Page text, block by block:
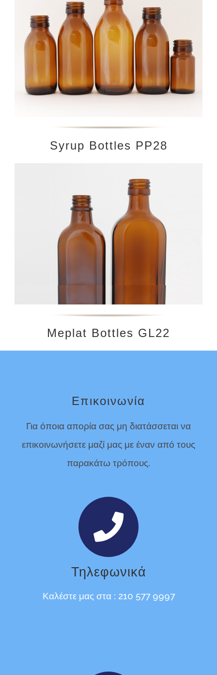
Syrup Βottles PP28
Μeplat Bottles GL22
Επικοινωνία
Για όποια απορία σας μη διατάσσεται να
επικοινωνήσετε μαζί μας με έναν από τους
παρακάτω τρόπους.
Τηλεφωνικά
Καλέστε μας στα : 210 577 9997